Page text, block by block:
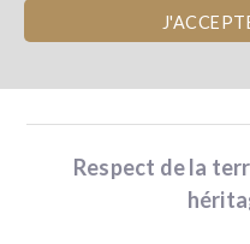
Respect de la